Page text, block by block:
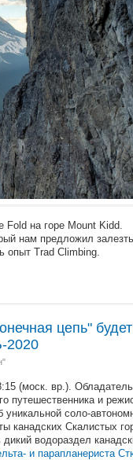
на горе Mount Kidd.
нам предложил
опыт Trad Climbing.
цепь" будет
2020
(моск. вр.). Обладатель
путешественника и
соло-
канадских Скалистых
водораздел
и парапланериста